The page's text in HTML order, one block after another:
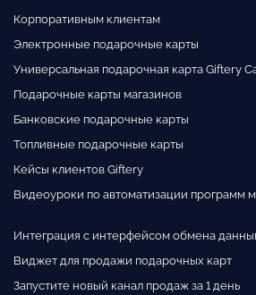
Корпоративным клиентам
Электронные подарочные карты
Универсальная подарочная карта Giftery
Подарочные карты магазинов
Банковские подарочные карты
Топливные подарочные карты
Кейсы клиентов Giftery
Видеоуроки по автоматизации программ
Интеграция с интерфейсом обмена
Виджет для продажи подарочных карт
Запустите новый канал продаж за 1 день